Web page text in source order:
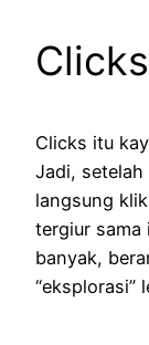
Clicks
Clicks itu
Jadi,
langsung
tergiur sama
banyak,
“eksplorasi”